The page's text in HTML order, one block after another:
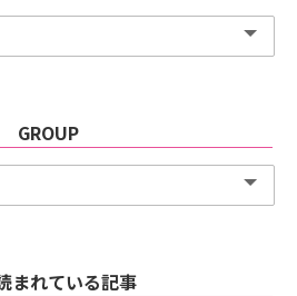
GROUP
まれている記事